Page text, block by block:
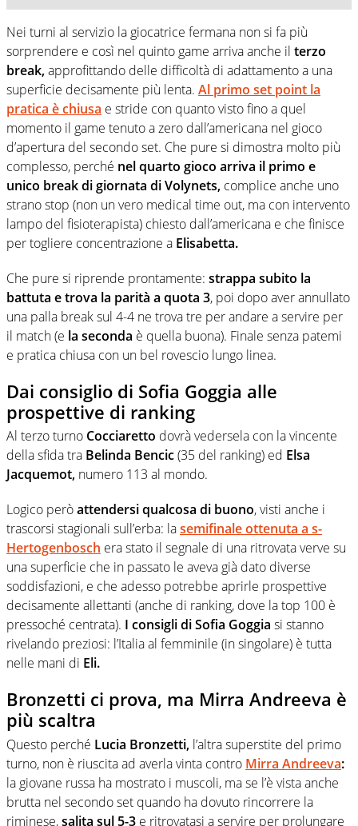
Nei turni al servizio la giocatrice fermana non si fa più
sorprendere e così nel quinto game arriva anche il terzo
break,approfittando delle difficoltà di adattamento a una
superficie decisamente più lenta. Al primo set point la
pratica è chiusa e stride con quanto visto fino a quel
momento il game tenuto a zero dall’americana nel gioco
d’apertura del secondo set. Che pure si dimostra molto più
complesso, perché nel quarto gioco arriva il primo e
unico break di giornata di Volynets, complice anche uno
strano stop (non un vero medical time out, ma con intervento
lampo del fisioterapista) chiesto dall’americana e che finisce
per togliere concentrazione a Elisabetta.
Che pure si riprende prontamente: strappa subito la
battuta e trova la parità a quota 3, poi dopo aver annullato
una palla break sul 4-4 ne trova tre per andare a servire per
il match (e la seconda è quella buona). Finale senza patemi
e pratica chiusa con un bel rovescio lungo linea.
Dai consiglio di Sofia Goggia alle
prospettive di ranking
Al terzo turno Cocciaretto dovrà vedersela con la vincente
della sfida tra Belinda Bencic(35 del ranking) ed Elsa
Jacquemot, numero 113 al mondo.
Logico peròattendersi qualcosa di buono, visti anche i
trascorsi stagionali sull’erba: lasemifinale ottenuta a s-
Hertogenbosch era stato il segnale di una ritrovata verve su
una superficie che in passato le aveva già dato diverse
soddisfazioni, e che adesso potrebbe aprirle prospettive
decisamente allettanti (anche di ranking, dove la top 100 è
pressoché centrata). I consigli di Sofia Goggia si stanno
rivelando preziosi: l’Italia al femminile (in singolare) è tutta
nelle mani di Eli.
Bronzetti ci prova, ma Mirra Andreeva è
più scaltra
Questo perché Lucia Bronzetti, l’altra superstite del primo
turno, non è riuscita ad averla vinta contro Mirra Andreeva:
la giovane russa ha mostrato i muscoli, ma se l’è vista anche
brutta nel secondo set quando ha dovuto rincorrere la
riminese,salita sul 5-3 e ritrovatasi a servire per prolungare